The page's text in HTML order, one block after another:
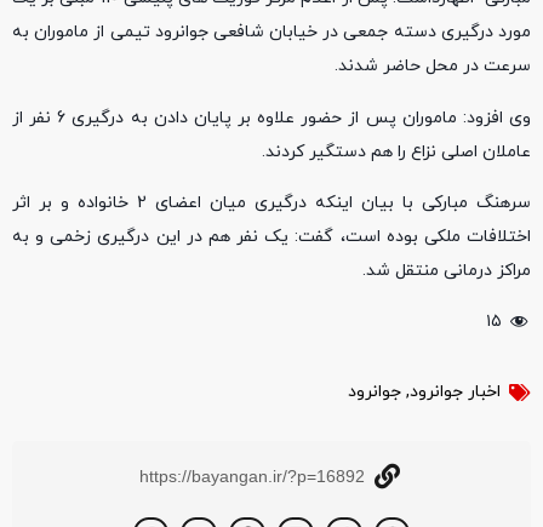
مورد درگیری دسته جمعی در خیابان شافعی جوانرود تیمی از ماموران به
سرعت در محل حاضر شدند.
وی افزود: ماموران پس از حضور علاوه بر پایان دادن به درگیری 6 نفر از
عاملان اصلی نزاع را هم دستگیر کردند.
سرهنگ مبارکی با بیان اینکه درگیری میان اعضای 2 خانواده و بر اثر
اختلافات ملکی بوده است، گفت: یک نفر هم در این درگیری زخمی و به
مراکز درمانی منتقل شد.
۱۵
اخبار جوانرود, جوانرود
https://bayangan.ir/?p=16892